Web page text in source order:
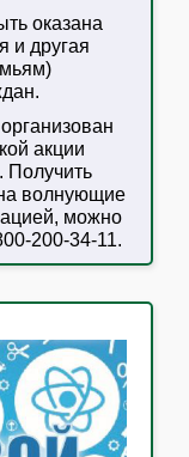
оказана
и другая
акции
волнующие
можно
200-34-11.